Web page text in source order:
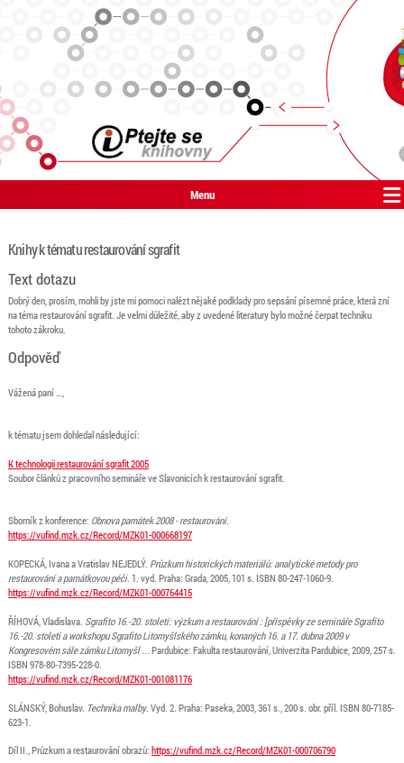
Menu
Knihy k tématu restaurování sgrafit
Text dotazu
Dobrý den, prosím, mohli by jste mi pomoci nalézt nějaké podklady pro sepsání písemné práce, která zní
na téma restaurování sgrafit. Je velmi důležité, aby z uvedené literatury bylo možné čerpat techniku
tohoto zákroku.
Odpověď
Vážená paní …,
k tématu jsem dohledal následující:
K technologii restaurování sgrafit 2005
Soubor článků z pracovního semináře ve Slavonicích k restaurování sgrafit.
Sborník z konference: Obnova památek 2008 - restaurování.
https://vufind.mzk.cz/Record/MZK01-000668197
KOPECKÁ, IvanaaVratislav NEJEDLÝ. Průzkum historických materiálů: analytické metody pro
restaurováníapamátkovou péči. 1. vyd. Praha: Grada, 2005, 101 s. ISBN 80-247-1060-9.
https://vufind.mzk.cz/Record/MZK01-000764415
ŘÍHOVÁ, Vladislava. Sgrafito 16.-20. století: výzkumarestaurování : [příspěvky ze semináře Sgrafito
16.-20. stoletíaworkshopu Sgrafito Litomyšlského zámku, konaných 16. a17. dubna 2009 v
Kongresovém sále zámku Litomyšl ... Pardubice: Fakulta restaurování, Univerzita Pardubice, 2009, 257 s.
ISBN 978-80-7395-228-0.
https://vufind.mzk.cz/Record/MZK01-001081176
SLÁNSKÝ, Bohuslav. Technika malby. Vyd. 2. Praha: Paseka, 2003, 361 s., 200 s. obr. příl. ISBN 80-7185-
623-1.
Díl II., Průzkumarestaurování obrazů: https://vufind.mzk.cz/Record/MZK01-000706790